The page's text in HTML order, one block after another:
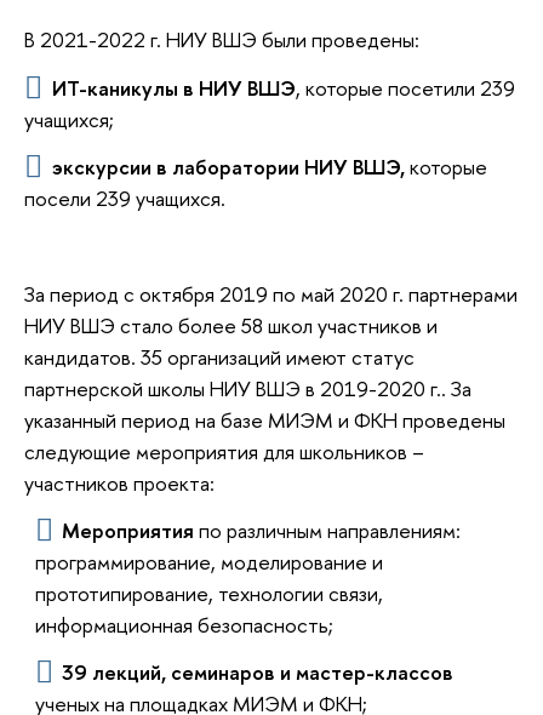
В 2021-2022 г. НИУ ВШЭ были проведены:
ИТ-каникулы в НИУ ВШЭ, которые посетили 239
учащихся;
экскурсии в лаборатории НИУ ВШЭ,которые
посели 239 учащихся.
За период с октября 2019 по май 2020 г. партнерами
НИУ ВШЭ стало более 58 школ участников и
кандидатов. 35 организаций имеют статус
партнерской школы НИУ ВШЭ в 2019-2020 г.. За
указанный период на базе МИЭМ и ФКН проведены
следующие мероприятия для школьников –
участников проекта:
Мероприятия по различным направлениям:
программирование, моделирование и
прототипирование, технологии связи,
информационная безопасность;
39 лекций, семинаров и мастер-классов
ученых на площадках МИЭМ и ФКН;